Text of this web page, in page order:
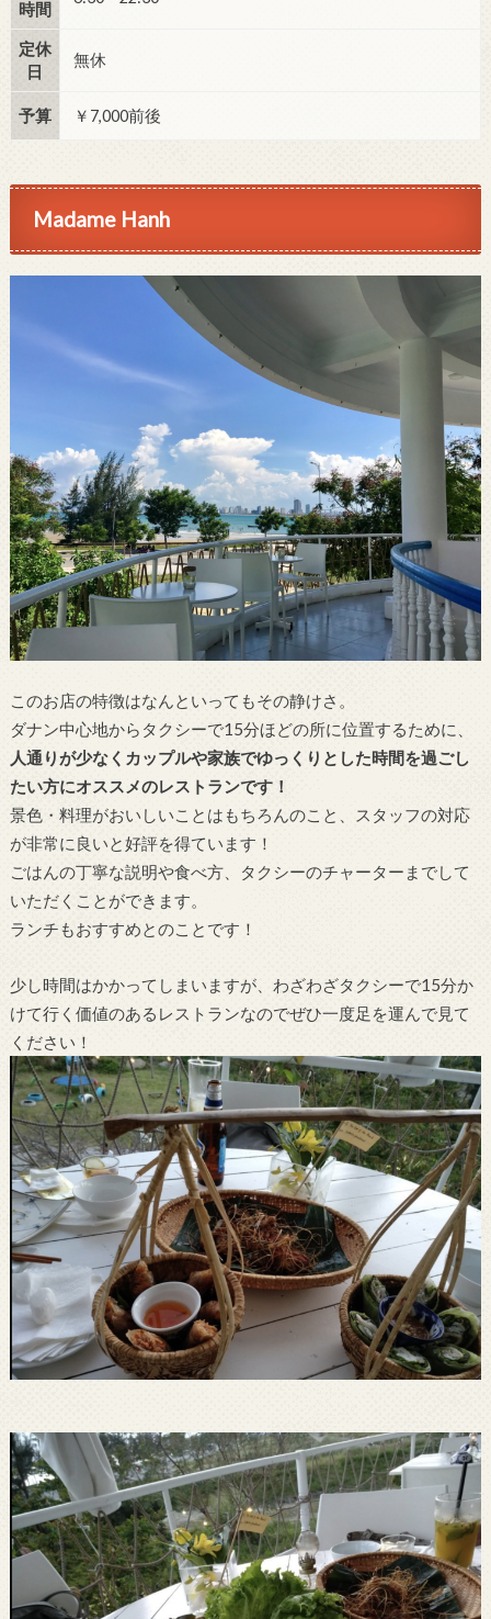
時間
定休
日
無休
予算 ￥7,000前後
Madame Hanh
このお店の特徴はなんといってもその静けさ。
ダナン中心地からタクシーで15分ほどの所に位置するために、
人通りが少なくカップルや家族でゆっくりとした時間を過ごし
たい方にオススメのレストランです！
景色・料理がおいしいことはもちろんのこと、スタッフの対応
が非常に良いと好評を得ています！
ごはんの丁寧な説明や食べ方、タクシーのチャーターまでして
いただくことができます。
ランチもおすすめとのことです！
少し時間はかかってしまいますが、わざわざタクシーで15分か
けて行く価値のあるレストランなのでぜひ一度足を運んで見て
ください！